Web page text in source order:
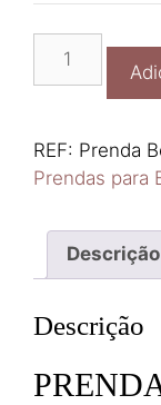
Quantidade
Mealheiro
Banco
REF: Prenda
Prendas para
Descrição
Descrição